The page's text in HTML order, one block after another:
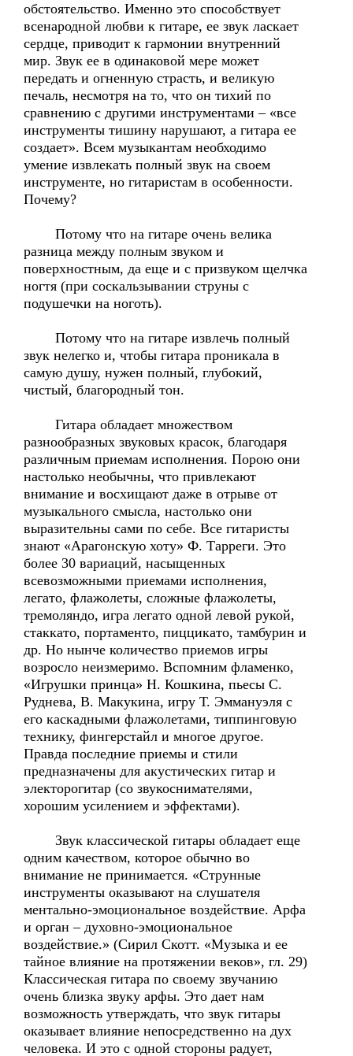
обстоятельство. Именно это способствует
всенародной любви к гитаре, ее звук ласкает
сердце, приводит к гармонии внутренний
мир. Звук ее в одинаковой мере может
передать и огненную страсть, и великую
печаль, несмотря на то, что он тихий по
сравнению с другими инструментами – «все
инструменты тишину нарушают, а гитара ее
создает». Всем музыкантам необходимо
умение извлекать полный звук на своем
инструменте, но гитаристам в особенности.
Почему?
Потому что на гитаре очень велика
разница между полным звуком и
поверхностным, да еще и с призвуком щелчка
ногтя (при соскальзывании струны с
подушечки на ноготь).
Потому что на гитаре извлечь полный
звук нелегко и, чтобы гитара проникала в
самую душу, нужен полный, глубокий,
чистый, благородный тон.
Гитара обладает множеством
разнообразных звуковых красок, благодаря
различным приемам исполнения. Порою они
настолько необычны, что привлекают
внимание и восхищают даже в отрыве от
музыкального смысла, настолько они
выразительны сами по себе. Все гитаристы
знают «Арагонскую хоту» Ф. Тарреги. Это
более 30 вариаций, насыщенных
всевозможными приемами исполнения,
легато, флажолеты, сложные флажолеты,
тремоляндо, игра легато одной левой рукой,
стаккато, портаменто, пиццикато, тамбурин и
др. Но нынче количество приемов игры
возросло неизмеримо. Вспомним фламенко,
«Игрушки принца» Н. Кошкина, пьесы С.
Руднева, В. Макукина, игру Т. Эммануэля с
его каскадными флажолетами, типпинговую
технику, фингерстайл и многое другое.
Правда последние приемы и стили
предназначены для акустических гитар и
электорогитар (со звукоснимателями,
хорошим усилением и эффектами).
Звук классической гитары обладает еще
одним качеством, которое обычно во
внимание не принимается. «Струнные
инструменты оказывают на слушателя
ментально-эмоциональное воздействие. Арфа
и орган – духовно-эмоциональное
воздействие.» (Сирил Скотт. «Музыка и ее
тайное влияние на протяжении веков», гл. 29)
Классическая гитара по своему звучанию
очень близка звуку арфы. Это дает нам
возможность утверждать, что звук гитары
оказывает влияние непосредственно на дух
человека. И это с одной стороны радует,